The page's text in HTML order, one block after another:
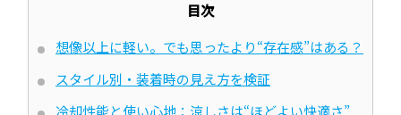
目次
想像以上に軽い。でも思ったより“存在感”はある？
スタイル別・装着時の見え方を検証
冷却性能と使い心地：涼しさは“ほどよい快適さ”